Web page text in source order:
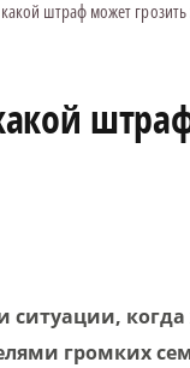
штраф может
ситуации,
громких